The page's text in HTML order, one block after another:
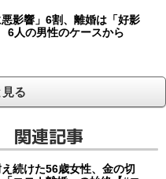
影響」6割、離婚は「好影
人の男性のケースから
見る
関連記事
続けた56歳女性、金の切